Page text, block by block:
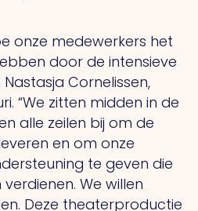
onze medewerkers het
door de intensieve
Cornelissen,
“We zitten midden in de
alle zeilen bij om de
en om onze
te geven die
We willen
Deze theaterproductie